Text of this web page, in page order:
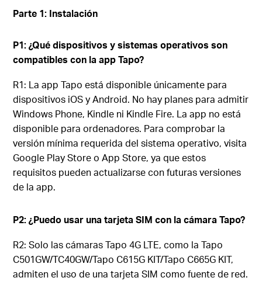
Parte 1: Instalación
P1: ¿Qué dispositivos y sistemas operativos son
compatibles con la app Tapo?
R1: La app Tapo está disponible únicamente para
dispositivos iOS y Android. No hay planes para admitir
Windows Phone, Kindle ni Kindle Fire. La app no está
disponible para ordenadores. Para comprobar la
versión mínima requerida del sistema operativo, visita
Google Play Store o App Store, ya que estos
requisitos pueden actualizarse con futuras versiones
de la app.
P2: ¿Puedo usar una tarjeta SIM con la cámara Tapo?
R2: Solo las cámaras Tapo 4G LTE, como la Tapo
C501GW/TC40GW/Tapo C615G KIT/Tapo C665G KIT,
admiten el uso de una tarjeta SIM como fuente de red.